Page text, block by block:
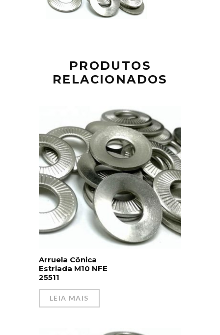
PRODUTOS
RELACIONADOS
Arruela Cônica
Estriada M10 NFE
25511
LEIA MAIS